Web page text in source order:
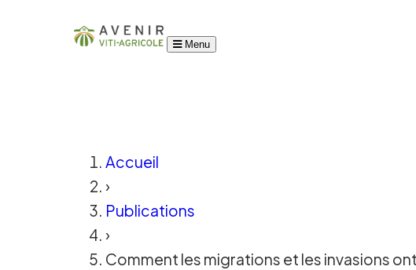
Menu
Accueil
›
Publications
›
Comment les migrations et les invasions